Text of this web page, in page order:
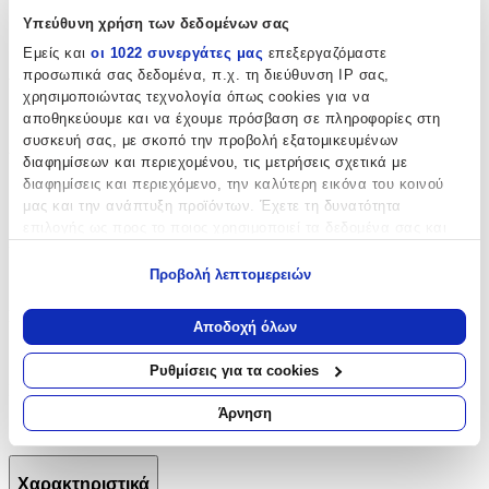
Υπεύθυνη χρήση των δεδομένων σας
Εμείς και οι 1022 συνεργάτες μας επεξεργαζόμαστε
προσωπικά σας δεδομένα, π.χ. τη διεύθυνση IP σας,
χρησιμοποιώντας τεχνολογία όπως cookies για να
αποθηκεύουμε και να έχουμε πρόσβαση σε πληροφορίες στη
συσκευή σας, με σκοπό την προβολή εξατομικευμένων
διαφημίσεων και περιεχομένου, τις μετρήσεις σχετικά με
διαφημίσεις και περιεχόμενο, την καλύτερη εικόνα του κοινού
μας και την ανάπτυξη προϊόντων. Έχετε τη δυνατότητα
Να συλλέξουμε πληροφορίες σχετικά με τη γεωγραφική
σας τοποθεσία, οι οποίες μπορεί να είναι ακριβείς σε
απόσταση μερικών μέτρων
Να αναγνωρίσουμε τη συσκευή σας σαρώνοντας ενεργά
για συγκεκριμένα χαρακτηριστικά (δακτυλικό αποτύπωμα)
Μάθετε περισσότερα σχετικά με τον τρόπο επεξεργασίας των
προσωπικών σας δεδομένων και καθορίστε τις προτιμήσεις σας
στην
ενότητα “Λεπτομέρειες”
Προβολή λεπτομερειών
Αποδοχή όλων
Ρυθμίσεις για τα cookies
Άρνηση
Αριθμός Σελίδων
336
Διαστάσεις :
3x12.8x19.6
Χαρτί Εξωφύλλου:
Paperback / softback
Γλώσσα
Αγγλικά
ISBN:
9781409194194
Χαρακτηριστικά